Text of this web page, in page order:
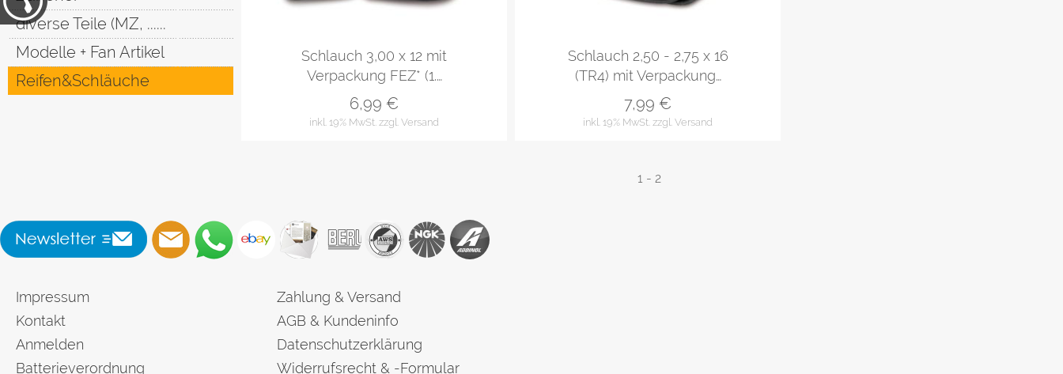
diverse Teile (MZ, ......
Modelle + Fan Artikel
Reifen&Schläuche
Schlauch 3,00 x 12 mit
Verpackung FEZ* (1.…
inkl. 19% MwSt. zzgl. Versand
6,99 €
Schlauch 2,50 - 2,75 x 16
(TR4) mit Verpackung…
inkl. 19% MwSt. zzgl. Versand
7,99 €
1 - 2
Impressum
Kontakt
Anmelden
Batterieverordnung
Zahlung & Versand
AGB & Kundeninfo
Datenschutzerklärung
Widerrufsrecht & -Formular